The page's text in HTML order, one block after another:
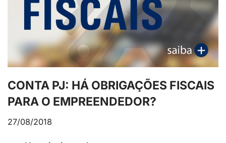
CONTA PJ: HÁ OBRIGAÇÕES FISCAIS
PARA O EMPREENDEDOR?
27/08/2018